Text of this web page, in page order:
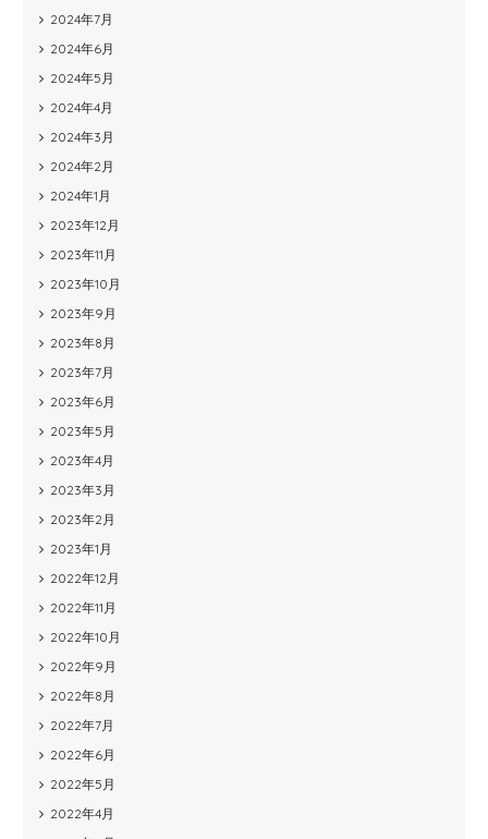
2024年7月
2024年6月
2024年5月
2024年4月
2024年3月
2024年2月
2024年1月
2023年12月
2023年11月
2023年10月
2023年9月
2023年8月
2023年7月
2023年6月
2023年5月
2023年4月
2023年3月
2023年2月
2023年1月
2022年12月
2022年11月
2022年10月
2022年9月
2022年8月
2022年7月
2022年6月
2022年5月
2022年4月